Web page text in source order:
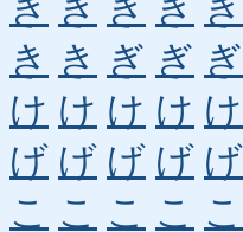
き き き き き
き き ぎ ぎ ぎ
け け け け け
げ げ げ げ げ
こ こ こ こ こ